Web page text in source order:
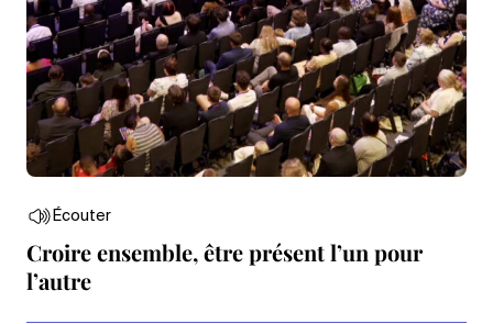
Écouter
Croire ensemble, être présent l’un pour
l’autre